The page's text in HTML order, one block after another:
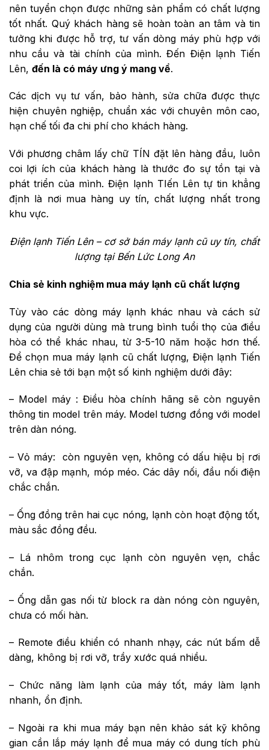
nên tuyển chọn được những sản phẩm có chất lượng
tốt nhất. Quý khách hàng sẽ hoàn toàn an tâm và tin
tưởng khi được hỗ trợ, tư vấn dòng máy phù hợp với
nhu cầu và tài chính của mình. Đến Điện lạnh Tiến
Lên, đến là có máy ưng ý mang về.
Các dịch vụ tư vấn, bảo hành, sửa chữa được thực
hiện chuyên nghiệp, chuẩn xác với chuyên môn cao,
hạn chế tối đa chi phí cho khách hàng.
Với phương châm lấy chữ TÍN đặt lên hàng đầu, luôn
coi lợi ích của khách hàng là thước đo sự tồn tại và
phát triển của mình. Điện lạnh TIến Lên tự tin khẳng
định là nơi mua hàng uy tín, chất lượng nhất trong
khu vực.
Điện lạnh Tiến Lên – cơ sở bán máy lạnh cũ uy tín, chất
lượng tại Bến Lức Long An
Chia sẻ kinh nghiệm mua máy lạnh cũ chất lượng
Tùy vào các dòng máy lạnh khác nhau và cách sử
dụng của người dùng mà trung bình tuổi thọ của điều
hòa có thể khác nhau, từ 3-5-10 năm hoặc hơn thế.
Để chọn mua máy lạnh cũ chất lượng, Điện lạnh Tiến
Lên chia sẻ tới bạn một số kinh nghiệm dưới đây:
– Model máy : Điều hòa chính hãng sẽ còn nguyên
thông tin model trên máy. Model tương đồng với model
trên dàn nóng.
– Vỏ máy: còn nguyên vẹn, không có dấu hiệu bị rơi
vỡ, va đập mạnh, móp méo. Các dây nối, đầu nối điện
chắc chắn.
– Ống đồng trên hai cục nóng, lạnh còn hoạt động tốt,
màu sắc đồng đều.
– Lá nhôm trong cục lạnh còn nguyên vẹn, chắc
chắn.
– Ống dẫn gas nối từ block ra dàn nóng còn nguyên,
chưa có mối hàn.
– Remote điều khiển có nhanh nhạy, các nút bấm dễ
dàng, không bị rơi vỡ, trầy xước quá nhiều.
– Chức năng làm lạnh của máy tốt, máy làm lạnh
nhanh, ổn định.
– Ngoài ra khi mua máy bạn nên khảo sát kỹ không
gian cần lắp máy lạnh để mua máy có dung tích phù